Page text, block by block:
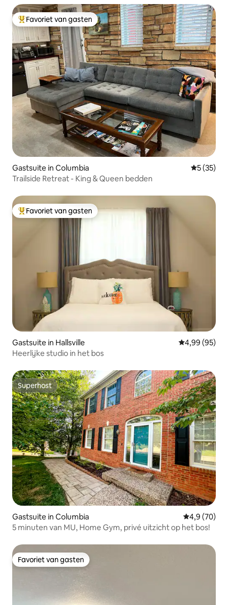
Topfavoriet van gasten
Favoriet van gasten
Gastsuite in Columbia
5 (35)
Trailside Retreat - King & Queen bedden
Topfavoriet van gasten
Favoriet van gasten
Gastsuite in Hallsville Gemiddelde
4,99 (95)
Heerlijke studio in het bos
Superhost
Superhost
Gastsuite in Columbia Gemiddelde
4,9 (70)
5 minuten van MU, Home Gym, privé uitzicht op het bos!
Favoriet van gasten
Favoriet van gasten